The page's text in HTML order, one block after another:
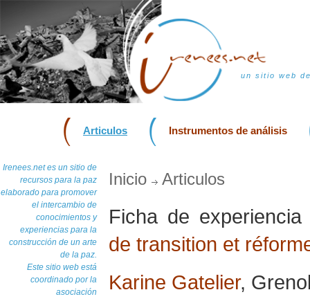
un sitio web
Articulos Instrumentos de análisis
Irenees.net es un sitio de
recursos para la paz
elaborado para promover
el intercambio de
conocimientos y
experiencias para la
construcción de un arte
de la paz.
Este sitio web está
coordinado por la
asociación
Inicio Articulos
Ficha de
de transition et
Karine Gatelier,